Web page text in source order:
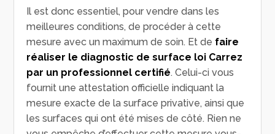
Il est donc essentiel, pour vendre dans les
meilleures conditions, de procéder à cette
mesure avec un maximum de soin. Et de faire
réaliser le diagnostic de surface loi Carrez
par un professionnel certifié. Celui-ci vous
fournit une attestation officielle indiquant la
mesure exacte de la surface privative, ainsi que
les surfaces qui ont été mises de côté. Rien ne